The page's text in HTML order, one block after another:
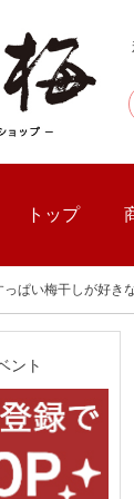
トップ
っぱい梅干しが好き
ント